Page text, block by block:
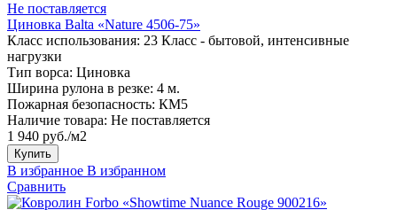
Не поставляется
Циновка Balta «Nature 4506-75»
Класс использования: 23 Класс - бытовой, интенсивные
нагрузки
Тип ворса: Циновка
Ширина рулона в резке: 4 м.
Пожарная безопасность: КМ5
Наличие товара: Не поставляется
1 940 руб./м2
Купить
В избранное В избранном
Сравнить